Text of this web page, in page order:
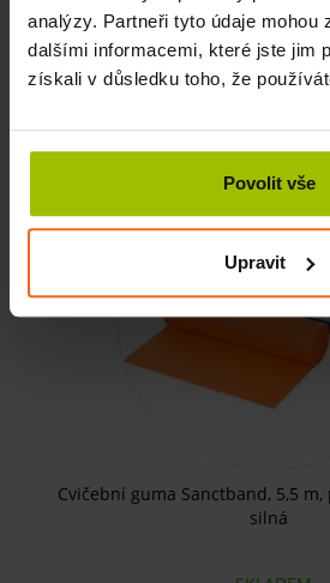
analýzy. Partneři tyto údaje mohou
dalšími informacemi, které jste jim
získali v důsledku toho, že
Povolit vše
Upravit
SKLADEM
490 Kč
Cvičební guma Sanctband, 5,5
silná